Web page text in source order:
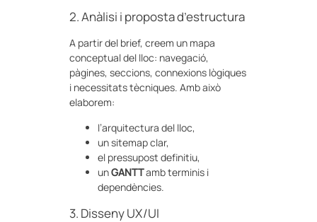
2. Anàlisi i proposta d’estructura
A partir del brief, creem un mapa
conceptual del lloc: navegació,
pàgines, seccions, connexions lògiques
i necessitats tècniques. Amb això
elaborem:
l’arquitectura del lloc,
un sitemap clar,
el pressupost definitiu,
unGANTTamb terminis i
dependències.
3. Disseny UX/UI